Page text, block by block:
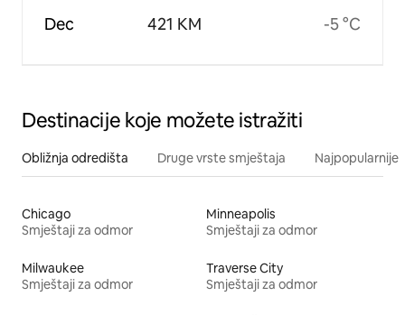
Dec 421 KM -5 °C
Destinacije koje možete istražiti
Obližnja odredišta Druge vrste smještaja Najpopularnije
Chicago
Smještaji za odmor
Minneapolis
Smještaji za odmor
Milwaukee
Smještaji za odmor
Traverse City
Smještaji za odmor